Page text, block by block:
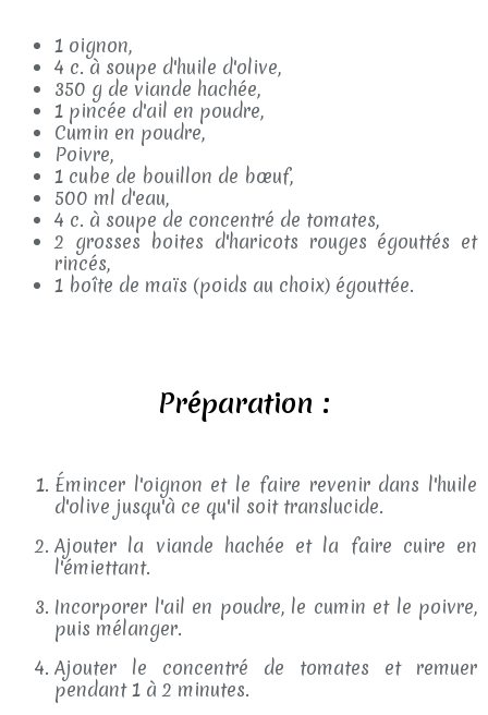
1 oignon,
4 c. à soupe d'huile d'olive,
350 g de viande hachée,
1 pincée d'ail en poudre,
Cumin en poudre,
Poivre,
1 cube de bouillon de bœuf,
500 ml d'eau,
4 c. à soupe de concentré de tomates,
2 grosses boites d'haricots rouges égouttés et
rincés,
1 boîte de maïs (poids au choix) égouttée.
Préparation :
Émincer l'oignon et le faire revenir dans l'huile
d'olive jusqu'à ce qu'il soit translucide.
Ajouter la viande hachée et la faire cuire en
l'émiettant.
Incorporer l'ail en poudre, le cumin et le poivre,
puis mélanger.
Ajouter le concentré de tomates et remuer
pendant 1 à 2 minutes.